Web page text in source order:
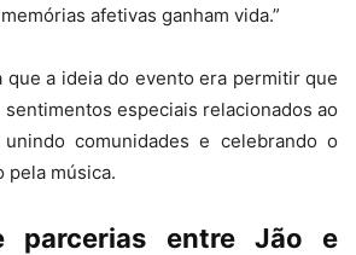
afetivas ganham vida.”
que a ideia do evento era permitir que
especiais relacionados ao
comunidades e celebrando o
pela música.
parcerias entre Jão e